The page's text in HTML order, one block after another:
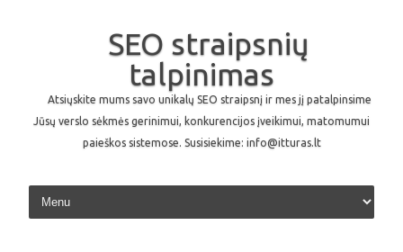
SEO straipsnių
talpinimas
Atsiųskite mums savo unikalų SEO straipsnį ir mes jį patalpinsime
Jūsų verslo sėkmės gerinimui, konkurencijos įveikimui, matomumui
paieškos sistemose. Susisiekime: info@itturas.lt
Skip to content